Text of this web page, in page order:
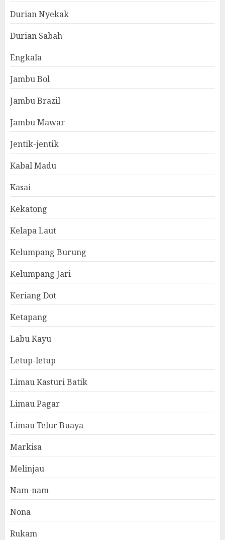
Durian Nyekak
Durian Sabah
Engkala
Jambu Bol
Jambu Brazil
Jambu Mawar
Jentik-jentik
Kabal Madu
Kasai
Kekatong
Kelapa Laut
Kelumpang Burung
Kelumpang Jari
Keriang Dot
Ketapang
Labu Kayu
Letup-letup
Limau Kasturi Batik
Limau Pagar
Limau Telur Buaya
Markisa
Melinjau
Nam-nam
Nona
Rukam